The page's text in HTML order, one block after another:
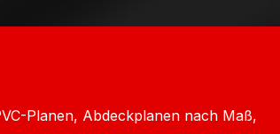
Planen, Abdeckplanen nach Maß,